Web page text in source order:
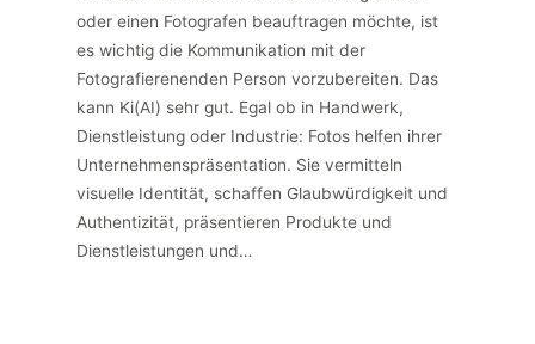
oder einen Fotografen beauftragen möchte, ist
es wichtig die Kommunikation mit der
Fotografierenenden Person vorzubereiten. Das
kann Ki(AI) sehr gut. Egal ob in Handwerk,
Dienstleistung oder Industrie: Fotos helfen ihrer
Unternehmenspräsentation. Sie vermitteln
visuelle Identität, schaffen Glaubwürdigkeit und
Authentizität, präsentieren Produkte und
Dienstleistungen und…